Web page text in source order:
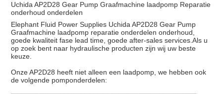
Uchida AP2D28 Gear Pump Graafmachine laadpomp Reparatie
onderhoud onderdelen
Elephant Fluid Power Supplies Uchida AP2D28 Gear Pump
Graafmachine laadpomp reparatie onderdelen onderhoud,
goede kwaliteit fase lead time, goede after-sales services.Als u
op zoek bent naar hydraulische producten zijn wij uw beste
keuze.
Onze AP2D28 heeft niet alleen een laadpomp, we hebben ook
de volgende pomponderdelen: